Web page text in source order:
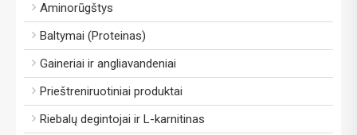
Aminorūgštys
Baltymai (Proteinas)
Gaineriai ir angliavandeniai
Prieštreniruotiniai produktai
Riebalų degintojai ir L-karnitinas